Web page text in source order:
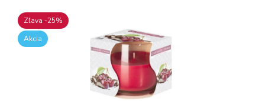
Zľava -25%
Akcia